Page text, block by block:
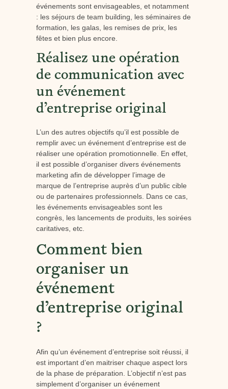
événements sont envisageables, et notamment
: les séjours de team building, les séminaires de
formation, les galas, les remises de prix, les
fêtes et bien plus encore.
Réalisez une opération
de communication avec
un événement
d’entreprise original
L’un des autres objectifs qu’il est possible de
remplir avec un événement d’entreprise est de
réaliser une opération promotionnelle. En effet,
il est possible d’organiser divers événements
marketing afin de développer l’image de
marque de l’entreprise auprès d’un public cible
ou de partenaires professionnels. Dans ce cas,
les événements envisageables sont les
congrès, les lancements de produits, les soirées
caritatives, etc.
Comment bien
organiser un
événement
d’entreprise original
?
Afin qu’un événement d’entreprise soit réussi, il
est important d’en maitriser chaque aspect lors
de la phase de préparation. L’objectif n’est pas
simplement d’organiser un événement